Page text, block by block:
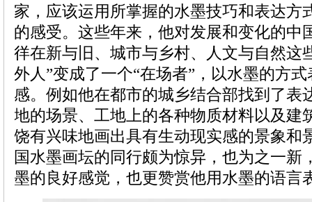
家，应该运用所掌握的水墨技巧和表达方
的感受。这些年来，他对发展和变化的中
徉在新与旧、城市与乡村、人文与自然这
外人”变成了一个“在场者”，以水墨的方
感。例如他在都市的城乡结合部找到了表
地的场景、工地上的各种物质材料以及建
饶有兴味地画出具有生动现实感的景象和
国水墨画坛的同行颇为惊异，也为之一新
墨的良好感觉，也更赞赏他用水墨的语言